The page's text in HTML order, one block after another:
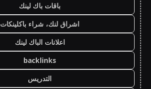
باقات باك لينك
اشراق لنك، شراء باكلينكات
اعلانات الباك لينك
backlinks
التدريس